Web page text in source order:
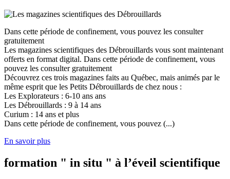
Dans cette période de confinement, vous pouvez les consulter
gratuitement
Les magazines scientifiques des Débrouillards vous sont maintenant
offerts en format digital. Dans cette période de confinement, vous
pouvez les consulter gratuitement
Découvrez ces trois magazines faits au Québec, mais animés par le
même esprit que les Petits Débrouillards de chez nous :
Les Explorateurs : 6-10 ans ans
Les Débrouillards : 9 à 14 ans
Curium : 14 ans et plus
Dans cette période de confinement, vous pouvez (...)
En savoir plus
formation " in situ " à l’éveil scientifique